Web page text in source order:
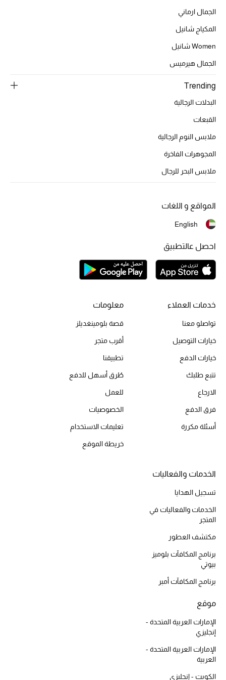
الموسم الجديد
الحقائب النسائية
حقائب رجالية
أبرز الحقائب
الأحذية
الموسم الجديد
أحذية النسائية
الأحذية الرجالية
أبرز المصممين
تسوقوا الأحذية
جميع مستحضرات الجمال
العطور
مكتشف العطور
الجمال ارماني
المكياج شانيل
Women شانيل
الجمال هيرميس
Trending
البدلات الرجالية
القبعات
ملابس النوم الرجالية
المجوهرات الفاخرة
ملابس البحر للرجال
خدمات العملاء
تواصلو معنا
خيارات التوصيل
خيارات الدفع
تتبع طلبك
الارجاع
فرق الدفع
أسئلة مكررة
معلومات
قصة بلومينغديلز
أقرب متجر
تطبيقنا
طُرق أسهل للدفع
للعمل
الخصوصيات
تعليمات الاستخدام
خريطة الموقع
الخدمات والفعاليات
تسجيل الهدايا
الخدمات والفعاليات في
المتجر
مكتشف العطور
برنامج المكافآت بلوميز
بيوتي
برنامج المكافآت أمبر
موقع
الإمارات العربية المتحدة -
إنجليزي
الإمارات العربية المتحدة -
العربية
الكويت - إنجليزي
المواقع و اللغات
English
احصل عالتطبيق